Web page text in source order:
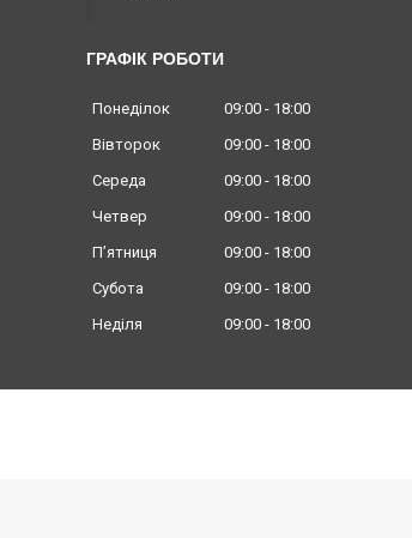
ГРАФІК РОБОТИ
Понеділок 09:00
18:00
Вівторок
09:00
18:00
Середа
09:00
18:00
Четвер
09:00
18:00
Пʼятниця
09:00
18:00
Субота
09:00
18:00
Неділя
09:00 18:00